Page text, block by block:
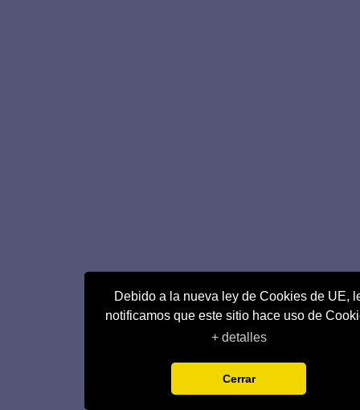
Debido a la nueva ley de Cookies de UE,
notificamos que este sitio hace uso de
+ detalles
Cerrar